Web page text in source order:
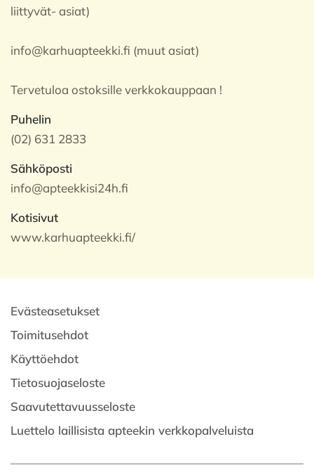
liittyvät- asiat)
info@karhuapteekki.fi (muut asiat)
Tervetuloa ostoksille verkkokauppaan !
Puhelin
(02) 631 2833
Sähköposti
info@apteekkisi24h.fi
Kotisivut
www.karhuapteekki.fi/
Evästeasetukset
Toimitusehdot
Käyttöehdot
Tietosuojaseloste
Saavutettavuusseloste
Luettelo laillisista apteekin verkkopalveluista